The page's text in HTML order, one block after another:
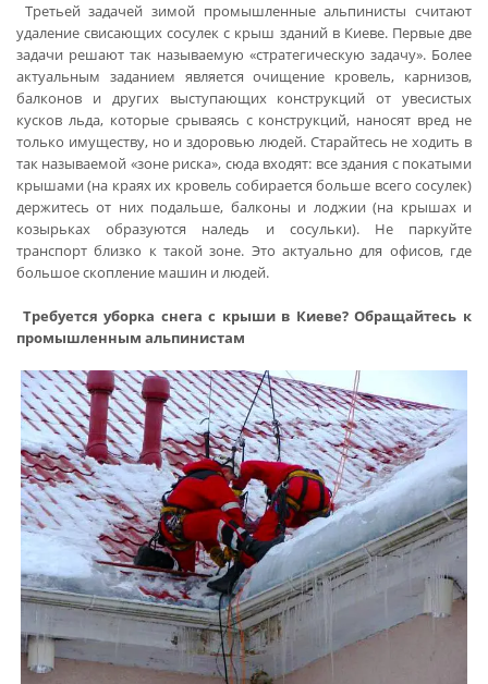
Третьей задачей зимой промышленные альпинисты считают
удаление свисающих сосулек с крыш зданий в Киеве. Первые две
задачи решают так называемую «стратегическую задачу». Более
актуальным заданием является очищение кровель, карнизов,
балконов и других выступающих конструкций от увесистых
кусков льда, которые срываясь с конструкций, наносят вред не
только имуществу, но и здоровью людей. Старайтесь не ходить в
так называемой «зоне риска», сюда входят: все здания с покатыми
крышами (на краях их кровель собирается больше всего сосулек)
держитесь от них подальше, балконы и лоджии (на крышах и
козырьках образуются наледь и сосульки). Не паркуйте
транспорт близко к такой зоне. Это актуально для офисов, где
большое скопление машин и людей.
Требуется уборка снега с крыши в Киеве? Обращайтесь к
промышленным альпинистам